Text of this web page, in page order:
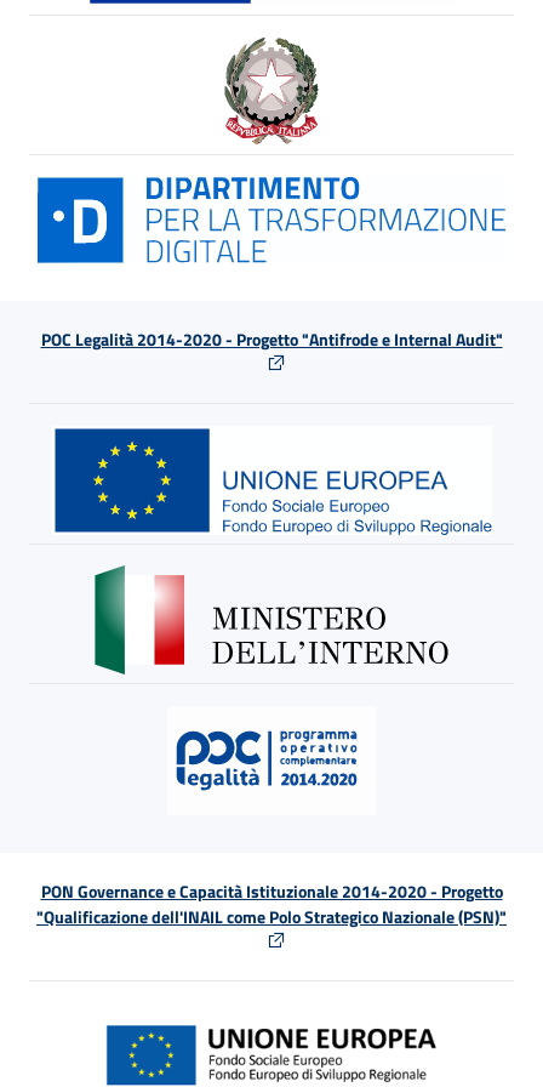
POC Legalità 2014-2020 - Progetto "Antifrode e Internal Audit"
PON Governance e Capacità Istituzionale 2014-2020 - Progetto
"Qualificazione dell'INAIL come Polo Strategico Nazionale (PSN)"